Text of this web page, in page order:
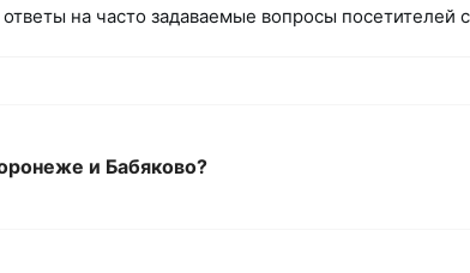
на часто задаваемые вопросы посетителей
и Бабяково?